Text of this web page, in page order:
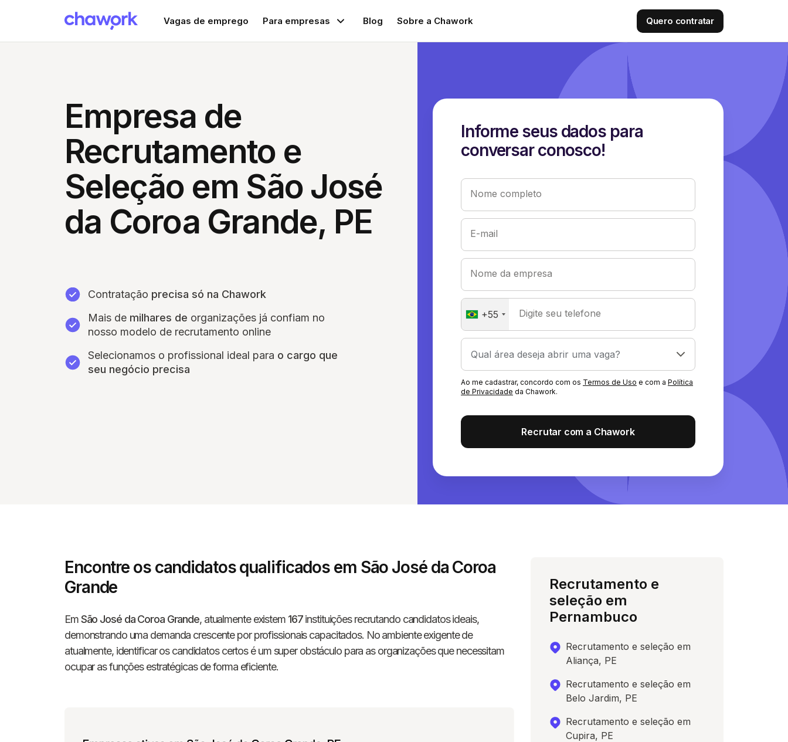
Vagas de emprego Para empresas Blog Sobre a Chawork Quero contratar
Empresa de
Recrutamento e
Seleção em São José
da Coroa Grande, PE
Contratação precisa só na Chawork
Mais de milhares de organizações já confiam no
nosso modelo de recrutamento online
Selecionamos o profissional ideal para o cargo que
seu negócio precisa
Informe seus dados para
conversar conosco!
Nome completo
E-mail
Nome da empresa
+55 Digite seu telefone
Ao me cadastrar, concordo com os Termos de Uso e com a Política
de Privacidade da Chawork.
Recrutar com a Chawork
Encontre os candidatos qualificados em São José da Coroa
Grande
EmSão José da Coroa Grande, atualmente existem 167instituições recrutando candidatos ideais,
demonstrando uma demanda crescente por profissionais capacitados. No ambiente exigente de
atualmente, identificar os candidatos certos é um super obstáculo para as organizações que necessitam
ocupar as funções estratégicas de forma eficiente.
Recrutamento e
seleção em
Pernambuco
Recrutamento e seleção em
Aliança, PE
Recrutamento e seleção em
Belo Jardim, PE
Recrutamento e seleção em
Cupira, PE